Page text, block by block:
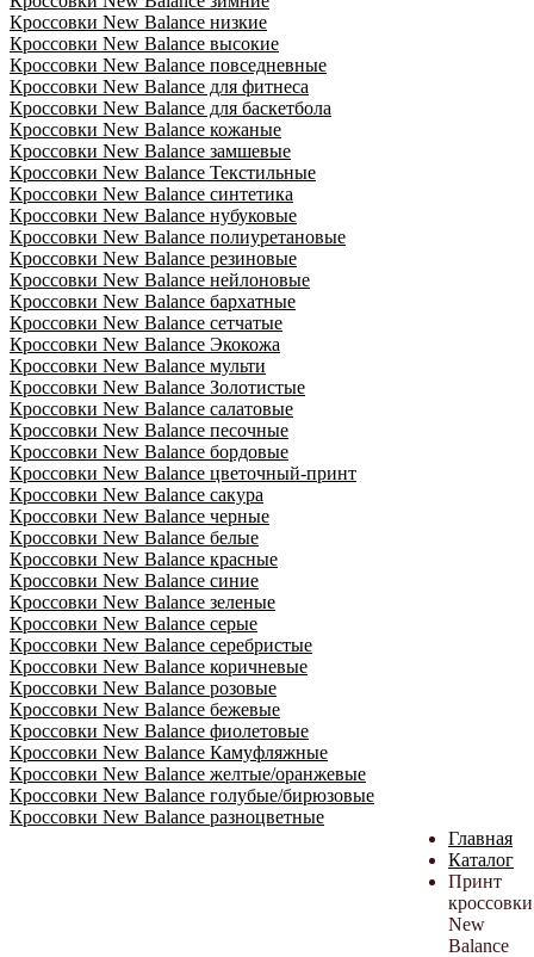
Кроссовки New Balance низкие
Кроссовки New Balance высокие
Кроссовки New Balance повседневные
Кроссовки New Balance для фитнеса
Кроссовки New Balance для баскетбола
Кроссовки New Balance кожаные
Кроссовки New Balance замшевые
Кроссовки New Balance Текстильные
Кроссовки New Balance синтетика
Кроссовки New Balance нубуковые
Кроссовки New Balance полиуретановые
Кроссовки New Balance резиновые
Кроссовки New Balance нейлоновые
Кроссовки New Balance бархатные
Кроссовки New Balance сетчатые
Кроссовки New Balance Экокожа
Кроссовки New Balance мульти
Кроссовки New Balance Золотистые
Кроссовки New Balance салатовые
Кроссовки New Balance песочные
Кроссовки New Balance бордовые
Кроссовки New Balance цветочный-принт
Кроссовки New Balance сакура
Кроссовки New Balance черные
Кроссовки New Balance белые
Кроссовки New Balance красные
Кроссовки New Balance синие
Кроссовки New Balance зеленые
Кроссовки New Balance серые
Кроссовки New Balance серебристые
Кроссовки New Balance коричневые
Кроссовки New Balance розовые
Кроссовки New Balance бежевые
Кроссовки New Balance фиолетовые
Кроссовки New Balance Камуфляжные
Кроссовки New Balance желтые/оранжевые
Кроссовки New Balance голубые/бирюзовые
Кроссовки New Balance разноцветные
Главная
Каталог
Принт
кроссовки
New
Balance